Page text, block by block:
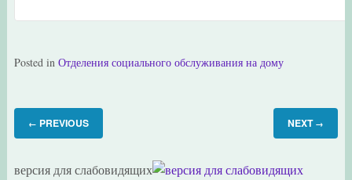
Posted in Отделения социального обслуживания на дому
← PREVIOUS NEXT →
версия для слабовидящих